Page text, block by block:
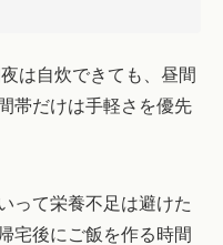
は自炊できても、昼間
帯だけは手軽さを優先
って栄養不足は避けた
宅後にご飯を作る時間